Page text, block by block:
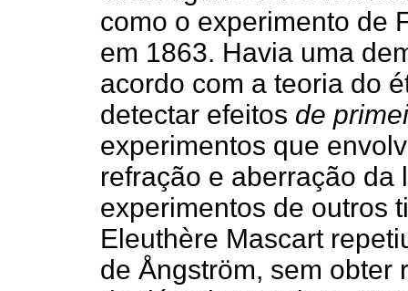
como o experimento de
em 1863. Havia uma
acordo com a teoria do
detectar efeitos de
experimentos que
refração e aberração da
experimentos de outros
Eleuthère Mascart
de Ångström, sem obter